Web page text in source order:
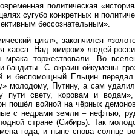
политическая
сугубо конкретных и
бессознательным».
цикл», закончился
хаоса. Над «миром» людей-
торжествовали. Во
бандиты. С окраин ойкумены
и беспомощный Ельцин
молодому, Путину, а сам
пути свету, коровам и
пошёл войной на чёрных
с недрами земли – нефтью,
стране (Сибирь). Так
года; и ныне снова солнце